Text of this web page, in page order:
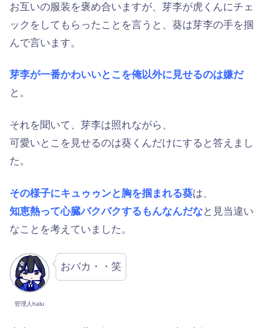
お互いの服装を褒め合いますが、芽李が虎くんにチェ
ックをしてもらったことを言うと、葵は芽李の手を掴
んで言います。
芽李が一番かわいいとこを俺以外に見せるのは嫌だ
と。
それを聞いて、芽李は照れながら、
可愛いとこを見せるのは葵くんだけにすると答えまし
た。
その様子にキュゥゥンと胸を掴まれる葵は、
知恵熱って心臓バクバクするもんなんだなと見当違い
なことを考えていました。
管理人halu
おバカ・・笑